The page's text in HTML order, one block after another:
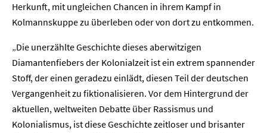
Herkunft, mit ungleichen Chancen in ihrem Kampf in
Kolmannskuppe zu überleben oder von dort zu entkommen.
„Die unerzählte Geschichte dieses aberwitzigen
Diamantenfiebers der Kolonialzeit ist ein extrem spannender
Stoff, der einen geradezu einlädt, diesen Teil der deutschen
Vergangenheit zu fiktionalisieren. Vor dem Hintergrund der
aktuellen, weltweiten Debatte über Rassismus und
Kolonialismus, ist diese Geschichte zeitloser und brisanter